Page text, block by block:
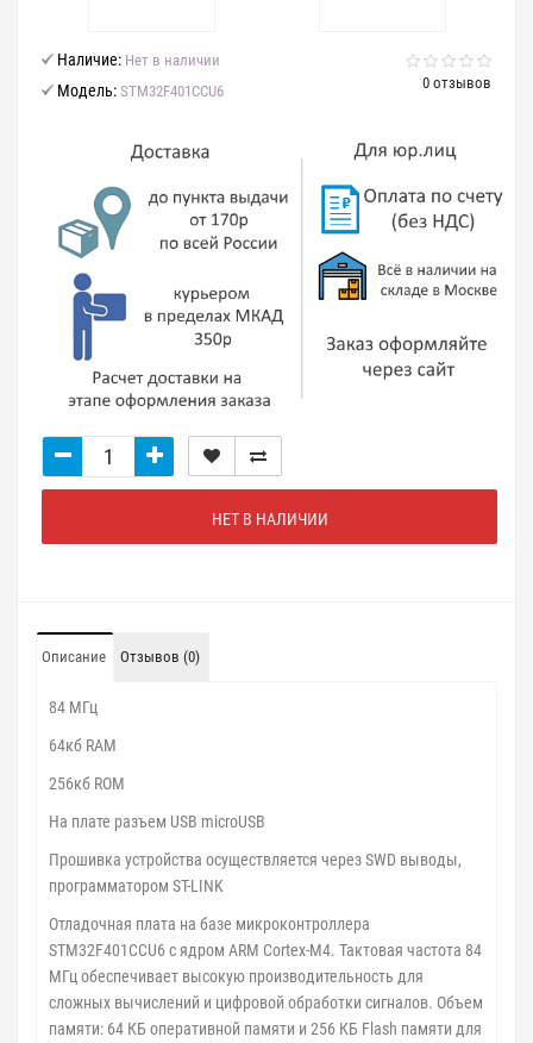
0 отзывов
Наличие: Нет в наличии
Модель: STM32F401CCU6
НЕТ В НАЛИЧИИ
Описание Отзывов (0)
84 МГц
64кб RAM
256кб ROM
На плате разъем USB microUSB
Прошивка устройства осуществляется через SWD выводы,
программатором ST-LINK
Отладочная плата на базе микроконтроллера
STM32F401CCU6 с ядром ARM Cortex-M4. Тактовая частота 84
МГц обеспечивает высокую производительность для
сложных вычислений и цифровой обработки сигналов. Объем
памяти: 64 КБ оперативной памяти и 256 КБ Flash памяти для